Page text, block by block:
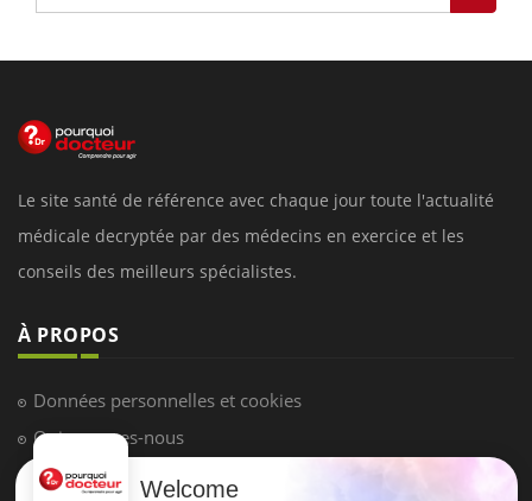
Le site santé de référence avec chaque jour toute l'actualité
médicale decryptée par des médecins en exercice et les
conseils des meilleurs spécialistes.
À PROPOS
Données personnelles et cookies
Qui sommes-nous
Conditions d'utilisation
Welcome